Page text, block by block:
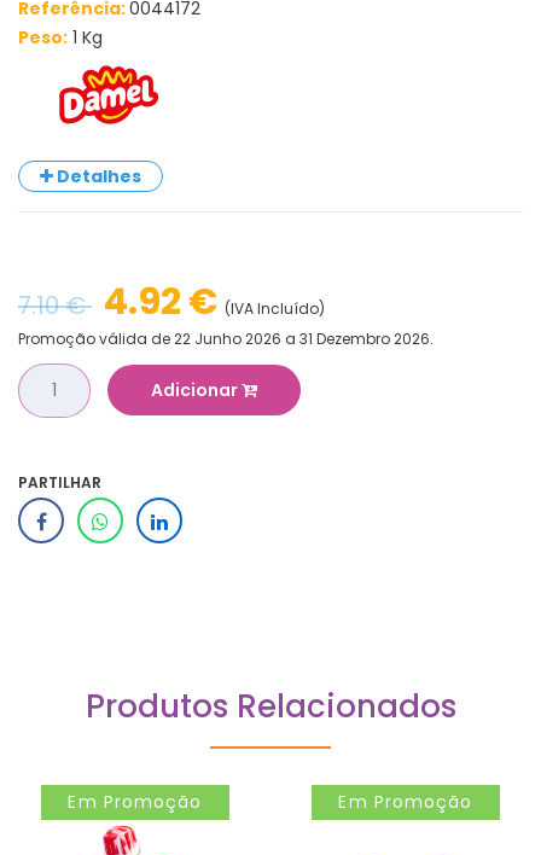
Referência:0044172
Peso: 1 Kg
Detalhes
7.10 € 4.92 € (IVA Incluído)
Promoção válida de 22 Junho 2026 a 31 Dezembro 2026.
Adicionar
PARTILHAR
Produtos Relacionados
Em Promoção Em Promoção